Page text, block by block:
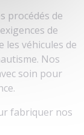
procédés de
de
les véhicules de
Nos
soin pour
fabriquer nos